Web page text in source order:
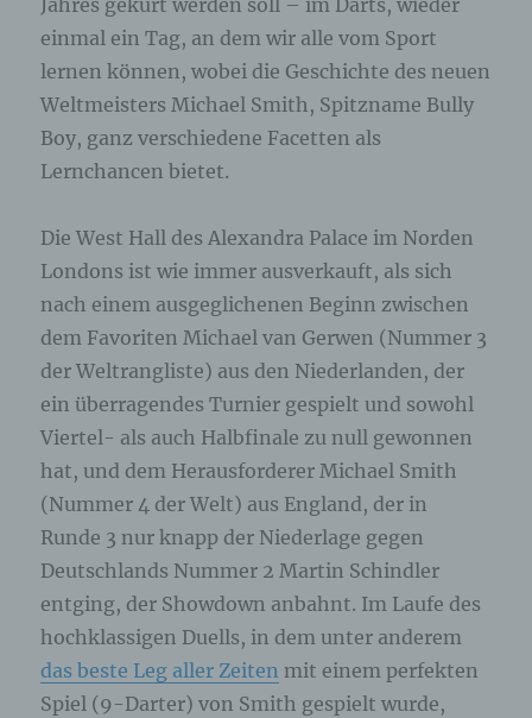
Jahres gekürt werden soll – im Darts, wieder
einmal ein Tag, an dem wir alle vom Sport
lernen können, wobei die Geschichte des neuen
Weltmeisters Michael Smith, Spitzname Bully
Boy, ganz verschiedene Facetten als
Lernchancen bietet.
Die West Hall des Alexandra Palace im Norden
Londons ist wie immer ausverkauft, als sich
nach einem ausgeglichenen Beginn zwischen
dem Favoriten Michael van Gerwen (Nummer 3
der Weltrangliste) aus den Niederlanden, der
ein überragendes Turnier gespielt und sowohl
Viertel- als auch Halbfinale zu null gewonnen
hat, und dem Herausforderer Michael Smith
(Nummer 4 der Welt) aus England, der in
Runde 3 nur knapp der Niederlage gegen
Deutschlands Nummer 2 Martin Schindler
entging, der Showdown anbahnt. Im Laufe des
hochklassigen Duells, in dem unter anderem
das beste Leg aller Zeiten mit einem perfekten
Spiel (9-Darter) von Smith gespielt wurde,